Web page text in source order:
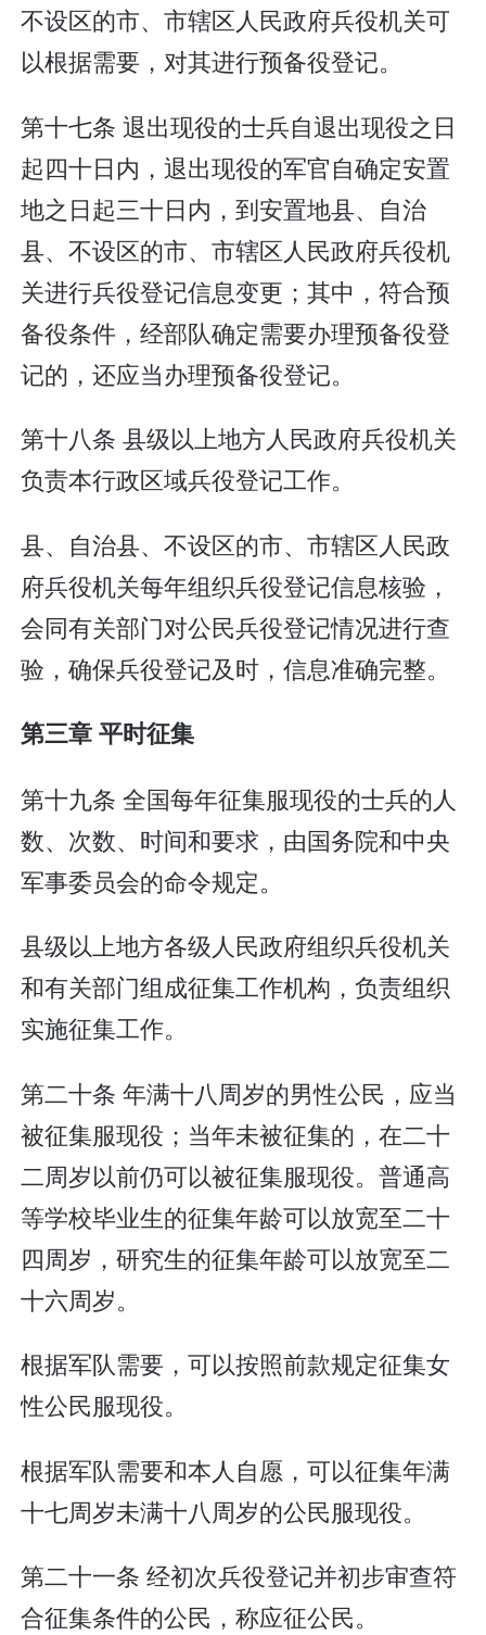
不设区的市、市辖区人民政府兵役机关可
以根据需要，对其进行预备役登记。
第十七条 退出现役的士兵自退出现役之日
起四十日内，退出现役的军官自确定安置
地之日起三十日内，到安置地县、自治
县、不设区的市、市辖区人民政府兵役机
关进行兵役登记信息变更；其中，符合预
备役条件，经部队确定需要办理预备役登
记的，还应当办理预备役登记。
第十八条 县级以上地方人民政府兵役机关
负责本行政区域兵役登记工作。
县、自治县、不设区的市、市辖区人民政
府兵役机关每年组织兵役登记信息核验，
会同有关部门对公民兵役登记情况进行查
验，确保兵役登记及时，信息准确完整。
第三章 平时征集
第十九条 全国每年征集服现役的士兵的人
数、次数、时间和要求，由国务院和中央
军事委员会的命令规定。
县级以上地方各级人民政府组织兵役机关
和有关部门组成征集工作机构，负责组织
实施征集工作。
第二十条 年满十八周岁的男性公民，应当
被征集服现役；当年未被征集的，在二十
二周岁以前仍可以被征集服现役。普通高
等学校毕业生的征集年龄可以放宽至二十
四周岁，研究生的征集年龄可以放宽至二
十六周岁。
根据军队需要，可以按照前款规定征集女
性公民服现役。
根据军队需要和本人自愿，可以征集年满
十七周岁未满十八周岁的公民服现役。
第二十一条 经初次兵役登记并初步审查符
合征集条件的公民，称应征公民。